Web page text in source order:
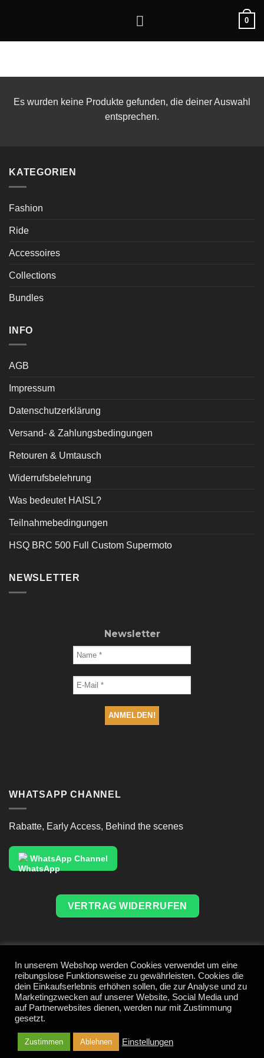
0
Es wurden keine Produkte gefunden, die deiner Auswahl
entsprechen.
KATEGORIEN
Fashion
Ride
Accessoires
Collections
Bundles
INFO
AGB
Impressum
Datenschutzerklärung
Versand- & Zahlungsbedingungen
Retouren & Umtausch
Widerrufsbelehrung
Was bedeutet HAISL?
Teilnahmebedingungen
HSQ BRC 500 Full Custom Supermoto
NEWSLETTER
Newsletter
WHATSAPP CHANNEL
Rabatte, Early Access, Behind the scenes
WhatsApp Channel
VERTRAG WIDERRUFEN
Bank
Transfer
PayPal
American
Express
MasterCard
Visa Sofort
*alle Preise inkl. MwSt, exkl. Versandkosten
In unserem Webshop werden Cookies verwendet um eine
reibungslose Funktionsweise zu gewährleisten. Cookies die
dein Einkaufserlebnis erhöhen sollen, die zur Analyse und zu
Marketingzwecken auf unserer Website, Social Media und
auf Partnerwebsites dienen, werden nur mit Zustimmung
gesetzt.
Zustimmen Ablehnen Einstellungen